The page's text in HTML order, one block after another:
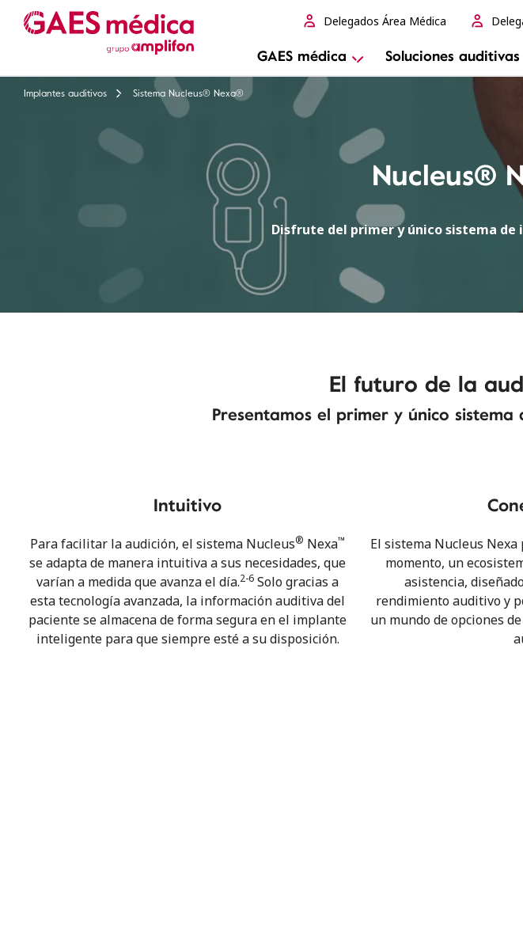
GAES médica Soluciones
Delegados Área Médica
Implantes auditivos Sistema Nucleus® Nexa®
Nucleus®
Disfrute del primer y único sistema
El futuro de la
Presentamos el primer y único
Intuitivo
Para facilitar la audición, el sistema Nucleus® Nexa™
se adapta de manera intuitiva a sus necesidades, que
varían a medida que avanza el día.2-6 Solo gracias a
esta tecnología avanzada, la información auditiva del
paciente se almacena de forma segura en el implante
inteligente para que siempre esté a su disposición.
El sistema Nucleus
momento, un
asistencia,
rendimiento auditivo y
un mundo de opciones